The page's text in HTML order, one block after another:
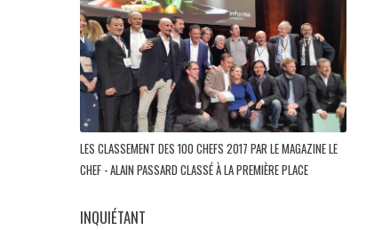
LES CLASSEMENT DES 100 CHEFS 2017 PAR LE MAGAZINE LE
CHEF - ALAIN PASSARD CLASSÉ À LA PREMIÈRE PLACE
INQUIÉTANT